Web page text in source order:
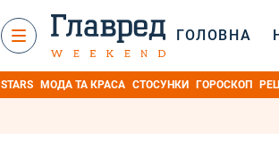
ГОЛОВНА
STARS МОДА ТА КРАСА СТОСУНКИ ГОРОСКОП